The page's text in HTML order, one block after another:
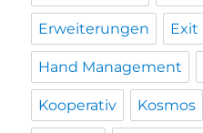
Erweiterungen Exit
Hand Management
Kooperativ Kosmos